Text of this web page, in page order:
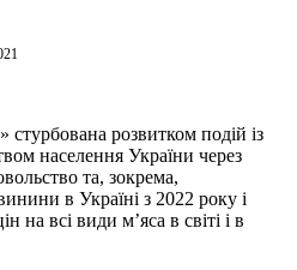
стурбована розвитком подій із
населення України через
та, зокрема,
в Україні з 2022 року і
на всі види м’яса в світі і в